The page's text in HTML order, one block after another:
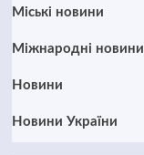
Mіські новини
Міжнародні новини
Новини
Новини України